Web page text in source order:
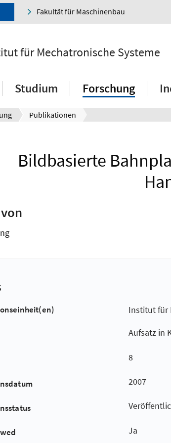
Fakultät für Maschinenbau
für Mechatronische Systeme
Studium Forschung
Publikationen
Bildbasierte
Institut für
Aufsatz in
8
2007
Ja